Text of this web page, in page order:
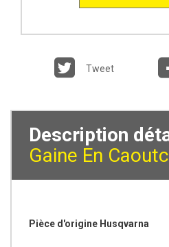
Tweet
Description
Gaine En
Pièce d'origine Husqvarna